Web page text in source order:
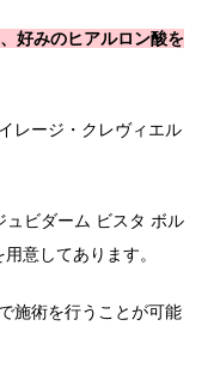
好みのヒアルロン酸を
レージ・クレヴィエル
ュビダーム ビスタ ボル
意してあります。
施術を行うことが可能